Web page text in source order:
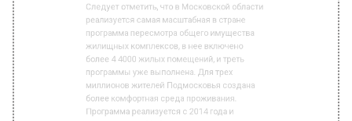
Следует отметить, что в Московской области
реализуется самая масштабная в стране
программа пересмотра общего имущества
жилищных комплексов, в нее включено
более 4 4000 жилых помещений, и треть
программы уже выполнена. Для трех